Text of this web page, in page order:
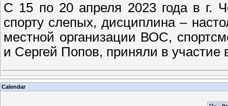
С 15 по 20 апреля 2023 года в г.
спорту слепых, дисциплина –
местной организации ВОС,
и Сергей Попов, приняли в участие
Calendar